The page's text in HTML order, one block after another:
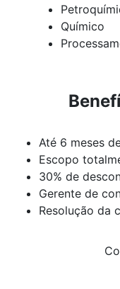
Químico
Até 6 meses
Escopo
30% de
Gerente de
Resolução da